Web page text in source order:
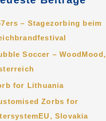
– Stagezorbing beim
Soccer – WoodMood,
for Lithuania
Zorbs for
Slovakia